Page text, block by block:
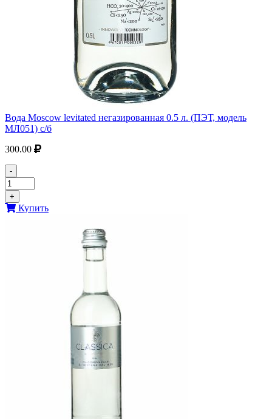
Вода Moscow levitated негазированная 0.5 л. (ПЭТ, модель
МЛ051) с/б
300.00
-
+
Купить